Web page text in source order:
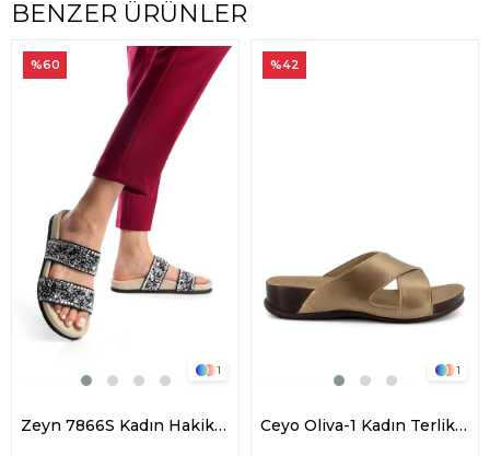
BENZER ÜRÜNLER
1
Zeyn 7866S Kadın Hakiki Deri Düz Terlik Siyah
%60
1
Ceyo Oliva-1 Kadın Terlik Altın
%42